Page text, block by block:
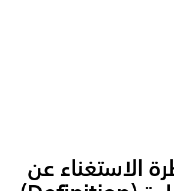
الاستغناء عن